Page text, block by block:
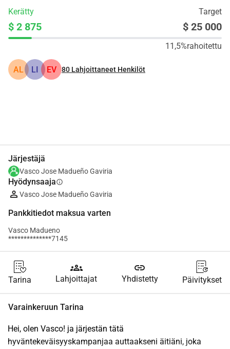
Kerätty Target
$ 2 875 $ 25 000
11,5%rahoitettu
AL LI EV 80 Lahjoittaneet Henkilöt
Järjestäjä
Vasco Jose Madueño Gaviria
Hyödynsaajainfo
Vasco Jose Madueño Gaviria
Pankkitiedot maksua varten
Vasco Madueno
**************7145
Tarina
groups
Lahjoittajat
link
Yhdistetty Päivitykset
Varainkeruun Tarina
Hei, olen Vasco! ja järjestän tätä
hyväntekeväisyyskampanjaa auttaakseni äitiäni, joka